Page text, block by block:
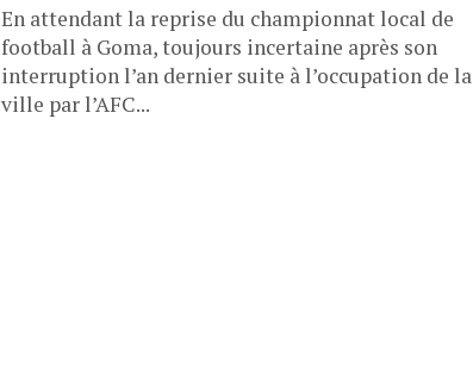
En attendant la reprise du championnat local de
football à Goma, toujours incertaine après son
interruption l’an dernier suite à l’occupation de la
ville par l’AFC...